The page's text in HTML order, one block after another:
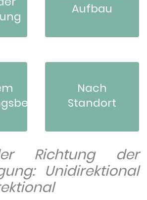
Aufbau
Nach
Standort
Richtung der
Unidirektional